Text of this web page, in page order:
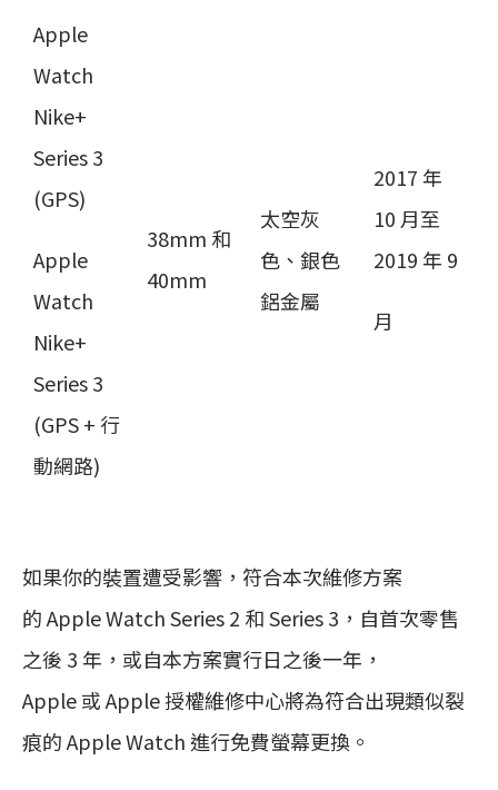
Apple
Watch
Nike+
Series 3
(GPS)
Apple
Watch
Nike+
Series 3
(GPS + 行
動網路)
38mm 和
40mm
太空灰
色、銀色
鋁金屬
2017 年
10 月至
2019 年 9
月
如果你的裝置遭受影響，符合本次維修方案
的 Apple Watch Series 2 和 Series 3，自首次零售
之後 3 年，或自本方案實行日之後一年，
Apple 或 Apple 授權維修中心將為符合出現類似裂
痕的 Apple Watch 進行免費螢幕更換。